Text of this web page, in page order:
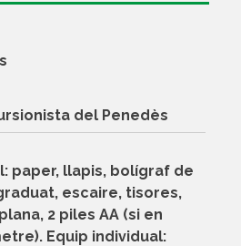
del Penedès
paper, llapis, bolígraf de
escaire, tisores,
2 piles AA (si en
Equip individual: